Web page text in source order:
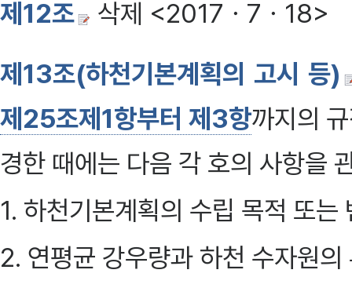
제12조
삭제 <2017ㆍ7ㆍ18>
제13조(하천기본계획의 고시 등)
제25조제1항부터 제3항까지의
경한 때에는 다음 각 호의 사항을
1. 하천기본계획의 수립 목적 또는
2. 연평균 강우량과 하천 수자원